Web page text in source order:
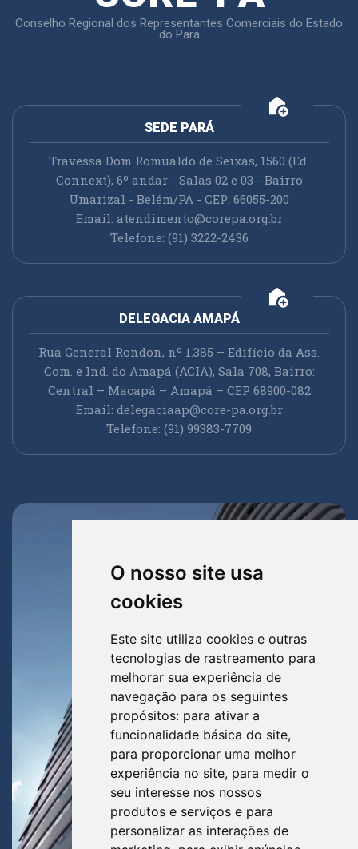
O nosso site usa
cookies
Este site utiliza cookies e outras
tecnologias de rastreamento para
melhorar sua experiência de
navegação para os seguintes
propósitos: para ativar a
funcionalidade básica do site,
para proporcionar uma melhor
experiência no site, para medir o
seu interesse nos nossos
produtos e serviços e para
personalizar as interações de
Conselho Regional dos Representantes Comerciais do Estado
do Pará
add_home
SEDE PARÁ
Travessa Dom Romualdo de Seixas, 1560 (Ed.
Connext), 6º andar - Salas 02 e 03 - Bairro
Umarizal - Belém/PA - CEP: 66055-200
Email: atendimento@corepa.org.br
Telefone: (91) 3222-2436
add_home
DELEGACIA AMAPÁ
Rua General Rondon, nº 1.385 – Edifício da Ass.
Com. e Ind. do Amapá (ACIA), Sala 708, Bairro:
Central – Macapá – Amapá – CEP 68900-082
Email: delegaciaap@core-pa.org.br
Telefone: (91) 99383-7709